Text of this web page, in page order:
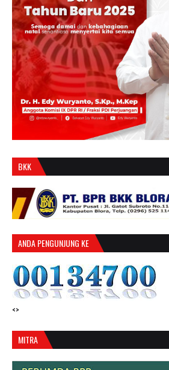
BKK
ANDA PENGUNJUNG KE
<>
MITRA